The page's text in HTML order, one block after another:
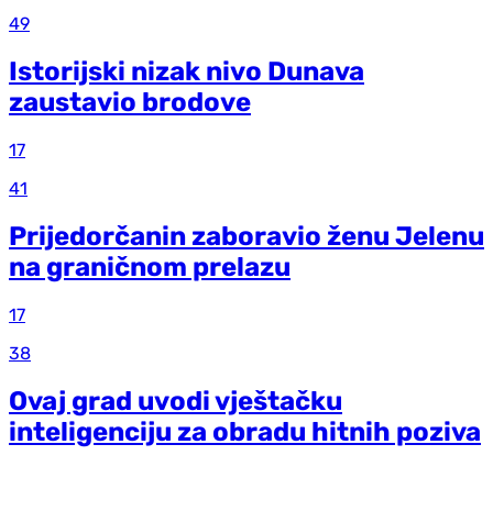
49
Istorijski nizak nivo Dunava
zaustavio brodove
17
41
Prijedorčanin zaboravio ženu Jelenu
na graničnom prelazu
17
38
Ovaj grad uvodi vještačku
inteligenciju za obradu hitnih poziva